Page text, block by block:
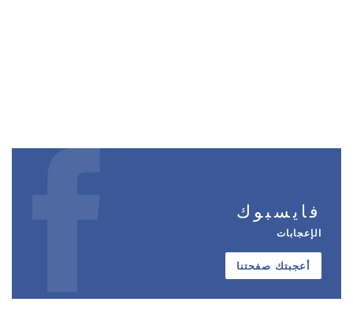
فايسبوك
الإعجابات
أعجبتك صفحتنا